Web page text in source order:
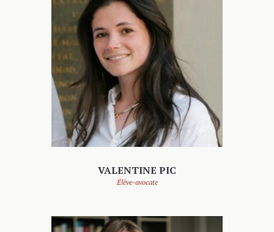
VALENTINE PIC
Élève-avocate